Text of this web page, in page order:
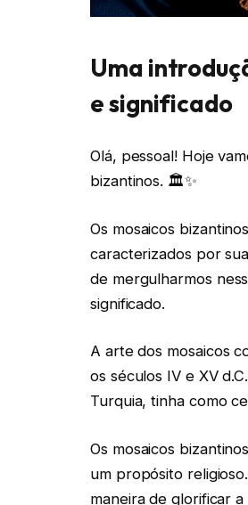
Uma
e significado
Olá, pessoal! Hoje
bizantinos. 🏛️✨
Os mosaicos
caracterizados por
de mergulharmos
significado.
A arte dos mosaicos
os séculos IV e XV
Turquia, tinha como
Os mosaicos
um propósito
maneira de glorificar